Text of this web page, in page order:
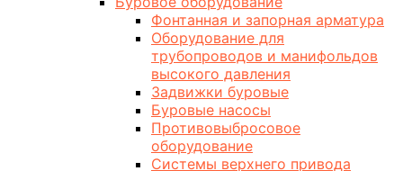
Фонтанная и запорная арматура
Оборудование для
трубопроводов и манифольдов
высокого давления
Задвижки буровые
Буровые насосы
Противовыбросовое
оборудование
Системы верхнего привода